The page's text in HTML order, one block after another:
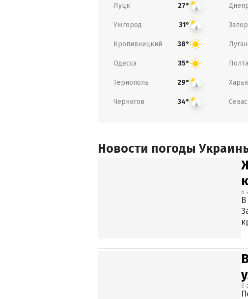
Луцк 27°
Ужгород 31°
Кропивницкий 38°
Одесса 35°
Тернополь 29°
Чернигов 34°
Новости погоды
6
6